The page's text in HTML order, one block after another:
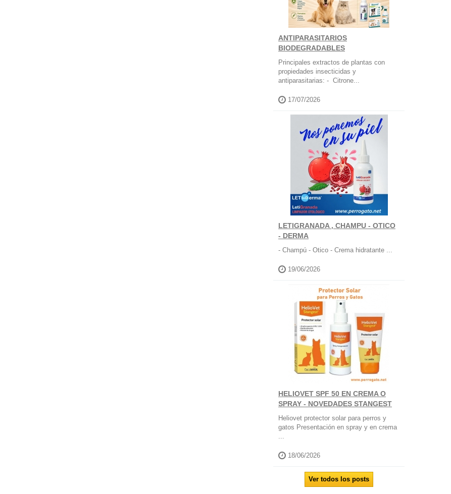
ANTIPARASITARIOS
BIODEGRADABLES
Principales extractos de plantas con
propiedades insecticidas y
antiparasitarias: - Citrone...
17/07/2026
LETIGRANADA , CHAMPU - OTICO
- DERMA
- Champú - Otico - Crema hidratante ...
19/06/2026
HELIOVET SPF 50 EN CREMA O
SPRAY - NOVEDADES STANGEST
Heliovet protector solar para perros y
gatos Presentación en spray y en crema
...
18/06/2026
Ver todos los posts